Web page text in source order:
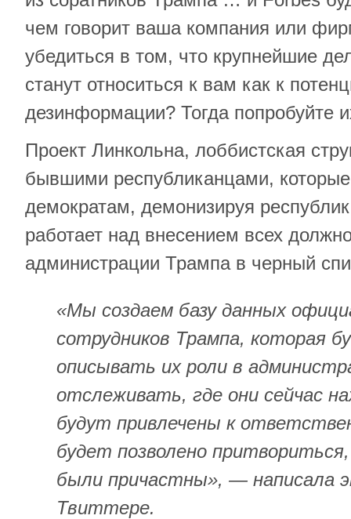
чем говорит ваша компания или
убедиться в том, что крупнейшие
станут относиться к вам как к
дезинформации? Тогда попробуйте
Проект Линкольна, лоббистская
бывшими республиканцами,
демократам, демонизируя
работает над внесением всех
администрации Трампа в черный
«Мы создаем базу данных
сотрудников Трампа, которая
описывать их роли в
отслеживать, где они сейчас
будут привлечены к
будет позволено
были причастны», — написала
Твиттере.